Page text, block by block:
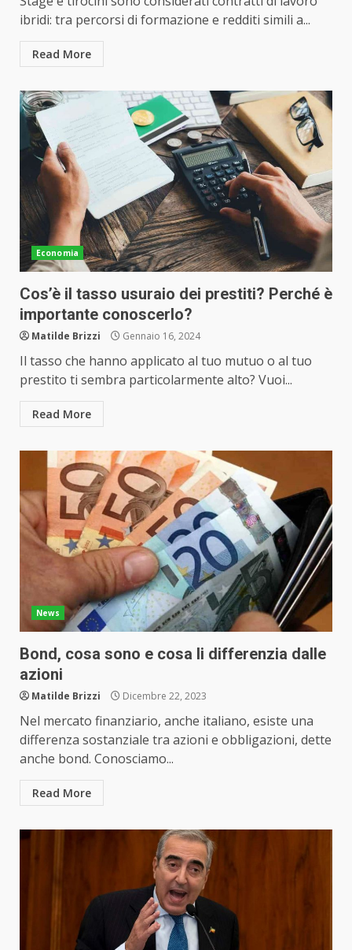
ibridi: tra percorsi di formazione e redditi simili a...
Read More
Economia
Cos’è il tasso usuraio dei prestiti? Perché è
importante conoscerlo?
Matilde Brizzi Gennaio 16, 2024
Il tasso che hanno applicato al tuo mutuo o al tuo
prestito ti sembra particolarmente alto? Vuoi...
Read More
News
Bond, cosa sono e cosa li differenzia dalle
azioni
Matilde Brizzi Dicembre 22, 2023
Nel mercato finanziario, anche italiano, esiste una
differenza sostanziale tra azioni e obbligazioni, dette
anche bond. Conosciamo...
Read More